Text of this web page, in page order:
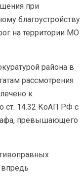
при
благоустройству
на территории МО
района в
рассмотрения
к
ст. 14.32 КоАП РФ с
превышающего